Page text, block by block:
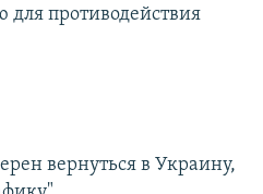
противодействия
вернуться в Украину,